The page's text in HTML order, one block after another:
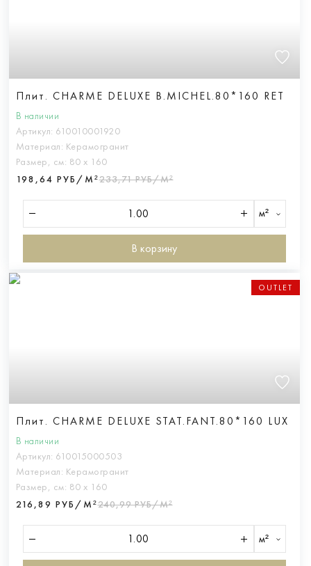
Плит. CHARME DELUXE B.MICHEL.80*160 RET
В наличии
Артикул: 610010001920
Материал: Керамогранит
Размер, см: 80 х 160
198,64 РУБ/М²233,71 РУБ/М²
м²
В корзину
OUTLET
Плит. CHARME DELUXE STAT.FANT.80*160 LUX
В наличии
Артикул: 610015000503
Материал: Керамогранит
Размер, см: 80 х 160
216,89 РУБ/М²240,99 РУБ/М²
м²